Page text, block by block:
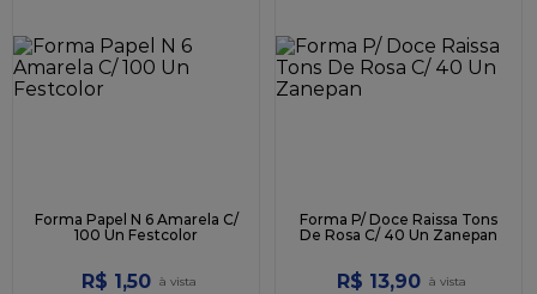
Forma Papel N 6 Amarela C/
100 Un Festcolor
R$ 1,50
Forma P/ Doce Raissa Tons
De Rosa C/ 40 Un Zanepan
R$ 13,90
10º chocolate